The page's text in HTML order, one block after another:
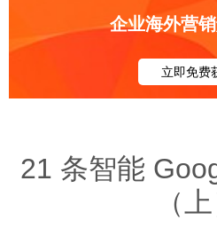
企业海外营
立即免费
21 条智能
（上